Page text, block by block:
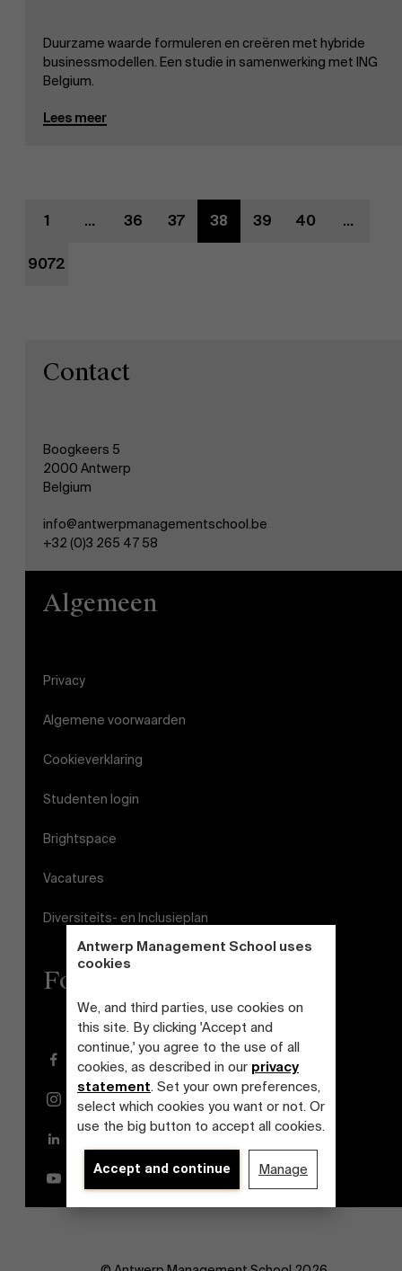
Antwerp Management School uses
cookies
We, and third parties, use cookies on
this site. By clicking 'Accept and
continue,' you agree to the use of all
cookies, as described in our privacy
statement. Set your own preferences,
select which cookies you want or not. Or
use the big button to accept all cookies.
Accept and continue Manage
Werken bij AMS
Duurzame waarde formuleren en creëren met hybride
businessmodellen. Een studie in samenwerking met ING
Belgium.
Lees meer
1 ... 36 37 38 39 40 ...
9072
Contact
Boogkeers 5
2000 Antwerp
Belgium
info@antwerpmanagementschool.be
+32 (0)3 265 47 58
Algemeen
Privacy
Algemene voorwaarden
Cookieverklaring
Studenten login
Brightspace
Vacatures
Diversiteits- en Inclusieplan
Follow us
Facebook
Instagram
YouTube